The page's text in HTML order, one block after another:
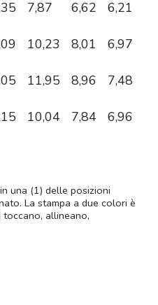
7,87 6,62 6,21
10,23 8,01 6,97
11,95 8,96 7,48
10,04 7,84 6,96
una (1) delle posizioni
La stampa a due colori è
allineano,